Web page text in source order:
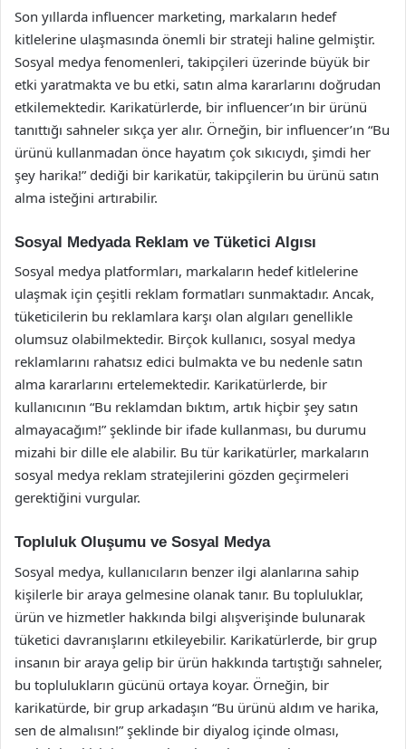
Son yıllarda influencer marketing, markaların hedef
kitlelerine ulaşmasında önemli bir strateji haline gelmiştir.
Sosyal medya fenomenleri, takipçileri üzerinde büyük bir
etki yaratmakta ve bu etki, satın alma kararlarını doğrudan
etkilemektedir. Karikatürlerde, bir influencer’ın bir ürünü
tanıttığı sahneler sıkça yer alır. Örneğin, bir influencer’ın “Bu
ürünü kullanmadan önce hayatım çok sıkıcıydı, şimdi her
şey harika!” dediği bir karikatür, takipçilerin bu ürünü satın
alma isteğini artırabilir.
Sosyal Medyada Reklam ve Tüketici Algısı
Sosyal medya platformları, markaların hedef kitlelerine
ulaşmak için çeşitli reklam formatları sunmaktadır. Ancak,
tüketicilerin bu reklamlara karşı olan algıları genellikle
olumsuz olabilmektedir. Birçok kullanıcı, sosyal medya
reklamlarını rahatsız edici bulmakta ve bu nedenle satın
alma kararlarını ertelemektedir. Karikatürlerde, bir
kullanıcının “Bu reklamdan bıktım, artık hiçbir şey satın
almayacağım!” şeklinde bir ifade kullanması, bu durumu
mizahi bir dille ele alabilir. Bu tür karikatürler, markaların
sosyal medya reklam stratejilerini gözden geçirmeleri
gerektiğini vurgular.
Topluluk Oluşumu ve Sosyal Medya
Sosyal medya, kullanıcıların benzer ilgi alanlarına sahip
kişilerle bir araya gelmesine olanak tanır. Bu topluluklar,
ürün ve hizmetler hakkında bilgi alışverişinde bulunarak
tüketici davranışlarını etkileyebilir. Karikatürlerde, bir grup
insanın bir araya gelip bir ürün hakkında tartıştığı sahneler,
bu toplulukların gücünü ortaya koyar. Örneğin, bir
karikatürde, bir grup arkadaşın “Bu ürünü aldım ve harika,
sen de almalısın!” şeklinde bir diyalog içinde olması,